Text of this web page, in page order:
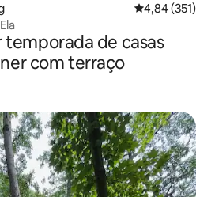
4,84 de uma
4,84 (351)
de casas
com terraço